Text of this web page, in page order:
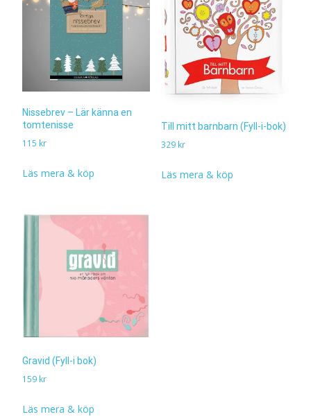
Nissebrev – Lär känna en
tomtenisse
115 kr
Läs mera & köp
Till mitt barnbarn (Fyll-i-bok)
329 kr
Läs mera & köp
Gravid (Fyll-i bok)
159 kr
Läs mera & köp